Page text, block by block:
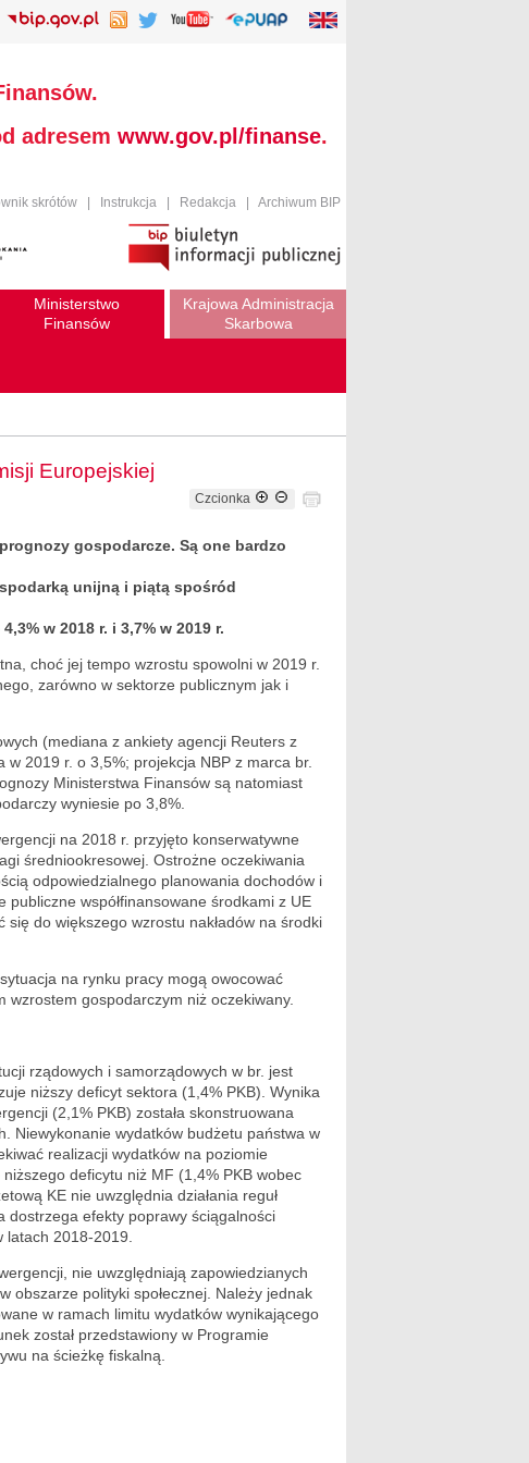
adresem www.gov.pl/finanse.
skrótów Instrukcja Redakcja Archiwum BIP
Ministerstwo
Finansów
Krajowa Administracja
Skarbowa
Europejskiej
Czcionka
gospodarcze. Są one bardzo
unijną i piątą spośród
w 2018 r. i 3,7% w 2019 r.
choć jej tempo wzrostu spowolni w 2019 r.
zarówno w sektorze publicznym jak i
(mediana z ankiety agencji Reuters z
2019 r. o 3,5%; projekcja NBP z marca br.
Ministerstwa Finansów są natomiast
wyniesie po 3,8%.
na 2018 r. przyjęto konserwatywne
średniookresowej. Ostrożne oczekiwania
odpowiedzialnego planowania dochodów i
publiczne współfinansowane środkami z UE
do większego wzrostu nakładów na środki
na rynku pracy mogą owocować
gospodarczym niż oczekiwany.
rządowych i samorządowych w br. jest
niższy deficyt sektora (1,4% PKB). Wynika
(2,1% PKB) została skonstruowana
Niewykonanie wydatków budżetu państwa w
realizacji wydatków na poziomie
deficytu niż MF (1,4% PKB wobec
KE nie uwzględnia działania reguł
dostrzega efekty poprawy ściągalności
2018-2019.
nie uwzględniają zapowiedzianych
obszarze polityki społecznej. Należy jednak
w ramach limitu wydatków wynikającego
został przedstawiony w Programie
na ścieżkę fiskalną.